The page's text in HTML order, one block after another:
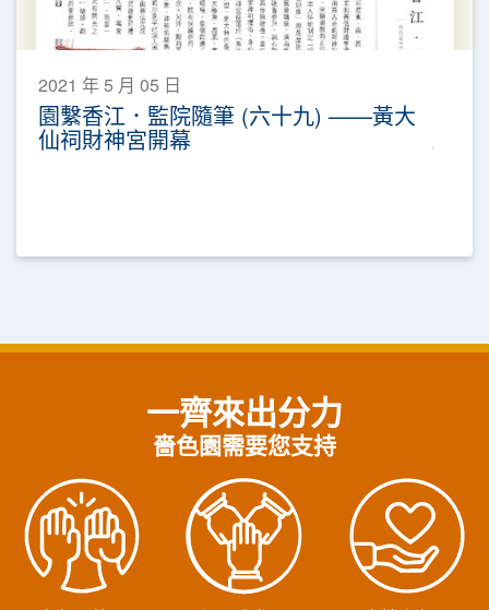
2021 年 5 月 05 日
園繫香江．監院隨筆 (六十九) ——黃大
仙祠財神宮開幕
一齊來出分力
嗇色園需要您支持